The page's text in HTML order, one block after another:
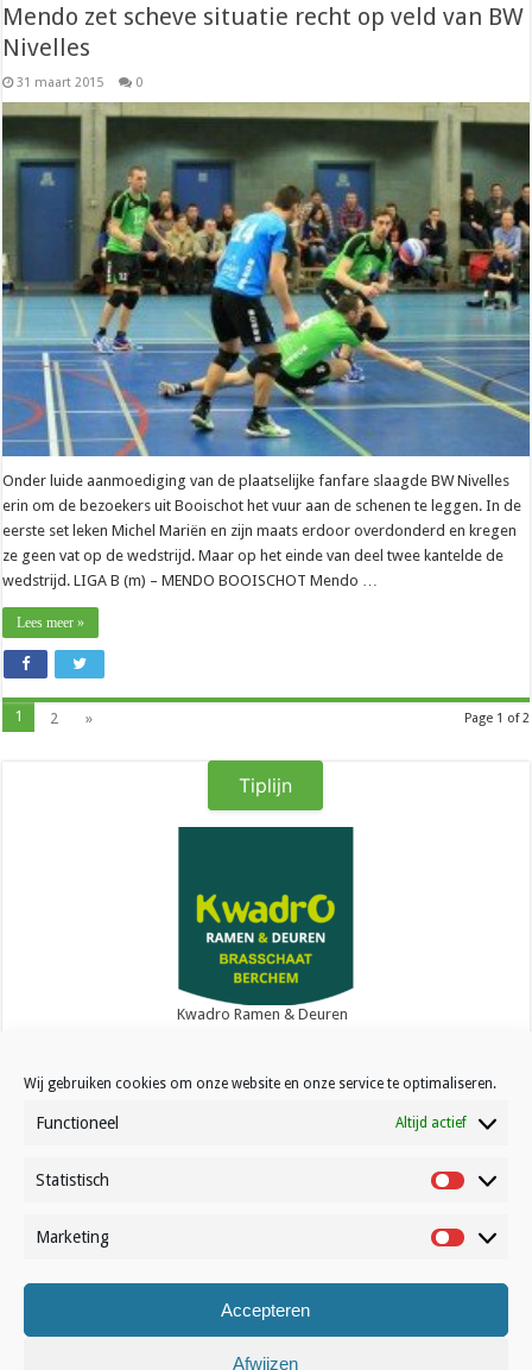
Wij gebruiken cookies om onze website en onze service te optimaliseren.
Functioneel Altijd actief
Statistisch Statistisch
Marketing
Accepteren
Afwijzen
Mendo zet scheve situatie recht op veld van BW
Nivelles
31 maart 2015 0
Onder luide aanmoediging van de plaatselijke fanfare slaagde BW Nivelles
erin om de bezoekers uit Booischot het vuur aan de schenen te leggen. In de
eerste set leken Michel Mariën en zijn maats erdoor overdonderd en kregen
ze geen vat op de wedstrijd. Maar op het einde van deel twee kantelde de
wedstrijd. LIGA B (m) – MENDO BOOISCHOT Mendo …
Lees meer »
Page 1 of 2
1 2 »
Tiplijn
Kwadro Ramen & Deuren
Contact
© Volleynews.be2026
Algemene voorwaarden|Privacy